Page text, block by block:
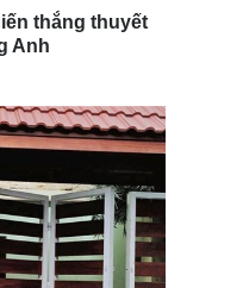
thắng thuyết
Anh